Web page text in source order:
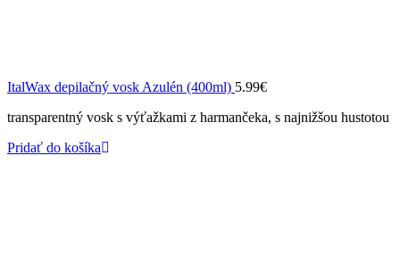
ItalWax depilačný vosk Azulén (400ml) 5.99€
transparentný vosk s výťažkami z harmančeka, s najnižšou hustotou
Pridať do košíka